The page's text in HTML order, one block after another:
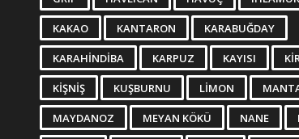
KAKAO KANTARON KARABUĞDAY
KARAHINDIBA KARPUZ KAYISI
KIŞNIŞ KUŞBURNU LIMON
MAYDANOZ MEYAN KÖKÜ NANE